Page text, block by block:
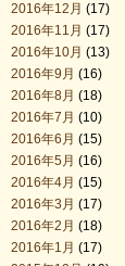
2016年12月 (17)
2016年11月 (17)
2016年10月 (13)
2016年9月 (16)
2016年8月 (18)
2016年7月 (10)
2016年6月 (15)
2016年5月 (16)
2016年4月 (15)
2016年3月 (17)
2016年2月 (18)
2016年1月 (17)